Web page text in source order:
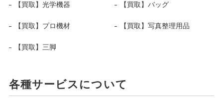
【買取】光学機器 【買取】バッグ
【買取】プロ機材 【買取】写真整理用品
【買取】三脚
各種サービスについて